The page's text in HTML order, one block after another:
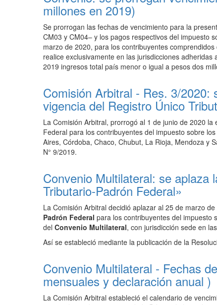
millones en 2019)
Se prorrogan las fechas de vencimiento para la
CM03 y CM04– y los pagos respectivos del impuesto
marzo de 2020, para los contribuyentes
realice exclusivamente en las jurisdicciones
2019 ingresos total país menor o igual a pesos dos
Comisión Arbitral - Res. 3/2020:
vigencia del Registro Único
La Comisión Arbitral, prorrogó al 1 de junio de 2020 la
Federal para los contribuyentes del impuesto sobre
Aires, Córdoba, Chaco, Chubut, La Rioja, Mendoza y
N° 9/2019.
Convenio Multilateral: se aplaza
Tributario-Padrón Federal»
La Comisión Arbitral decidió aplazar al 25 de marzo
Padrón Federal para los contribuyentes del impuesto
del Convenio Multilateral, con jurisdicción sede en
Así se estableció mediante la publicación de la
Convenio Multilateral - Fechas
mensuales y declaración anual )
La Comisión Arbitral estableció el calendario de